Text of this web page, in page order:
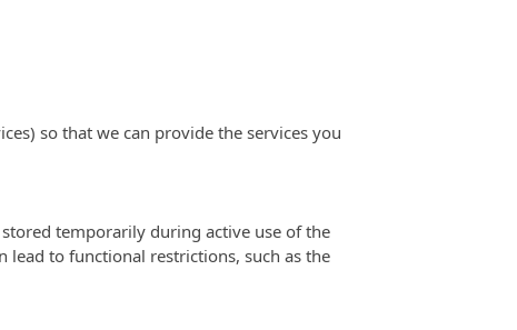
so that we can provide the services you
temporarily during active use of the
lead to functional restrictions, such as the